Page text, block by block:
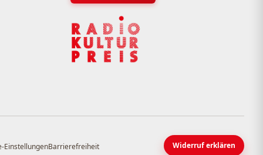
EinstellungenBarrierefreiheit Widerruf erklären